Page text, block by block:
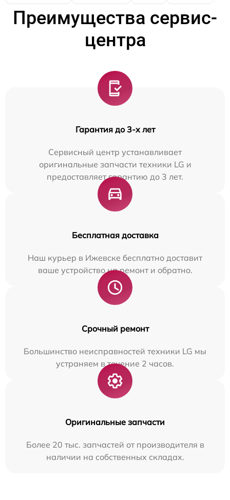
Преимущества сервис-
центра
Гарантия до 3-х лет
Сервисный центр устанавливает
оригинальные запчасти техники LG и
предоставляет гарантию до 3 лет.
Бесплатная доставка
Наш курьер в Ижевске бесплатно доставит
ваше устройство на ремонт и обратно.
Срочный ремонт
Большинство неисправностей техники LG мы
устраняем в течение 2 часов.
Оригинальные запчасти
Более 20 тыс. запчастей от производителя в
наличии на собственных складах.